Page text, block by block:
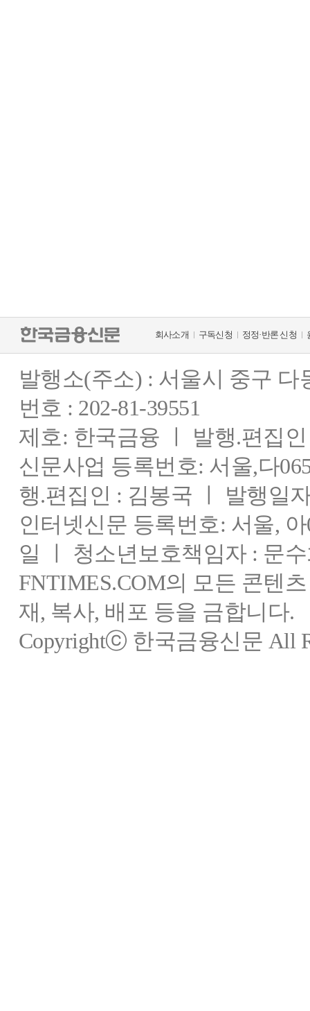
회사소개 구독신청 정정·반론 신청
발행소(주소) : 서울시 중구
번호 : 202-81-39551
제호: 한국금융 ㅣ 발행.편집
신문사업 등록번호: 서울,다
행.편집인 : 김봉국 ㅣ 발행일
인터넷신문 등록번호: 서울,
일 ㅣ 청소년보호책임자 : 문
FNTIMES.COM의 모든 콘텐
재, 복사, 배포 등을 금합니다.
Copyrightⓒ 한국금융신문 All